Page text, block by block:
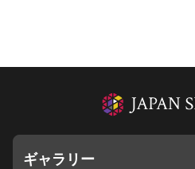
ギャラリー